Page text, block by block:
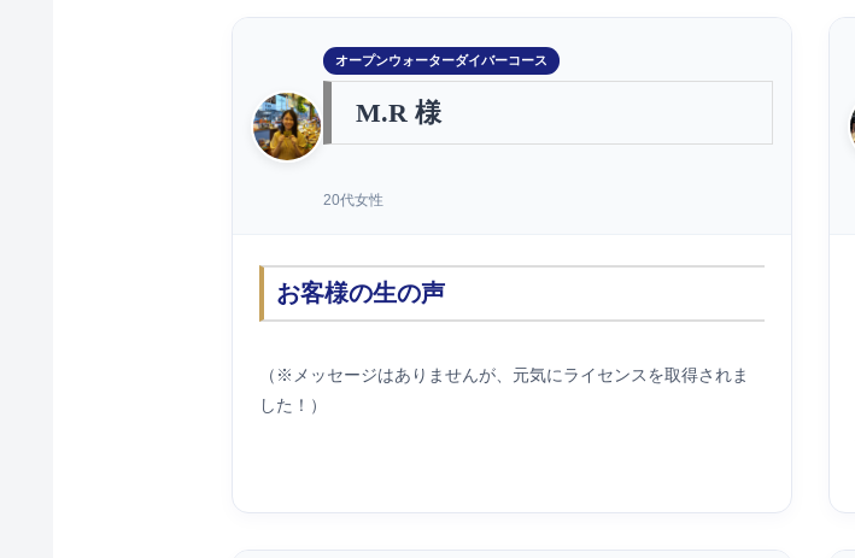
オープンウォーターダイバーコース
M.R 様
20代女性
お客様の生の声
（※メッセージはありませんが、元気にライセンスを取得されま
した！）